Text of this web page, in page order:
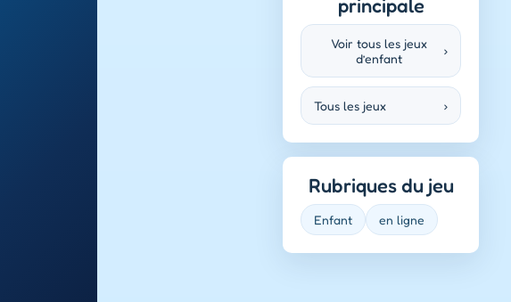
principale
Voir tous les jeux
d’enfant
›
Tous les jeux ›
Rubriques du jeu
Enfant en ligne